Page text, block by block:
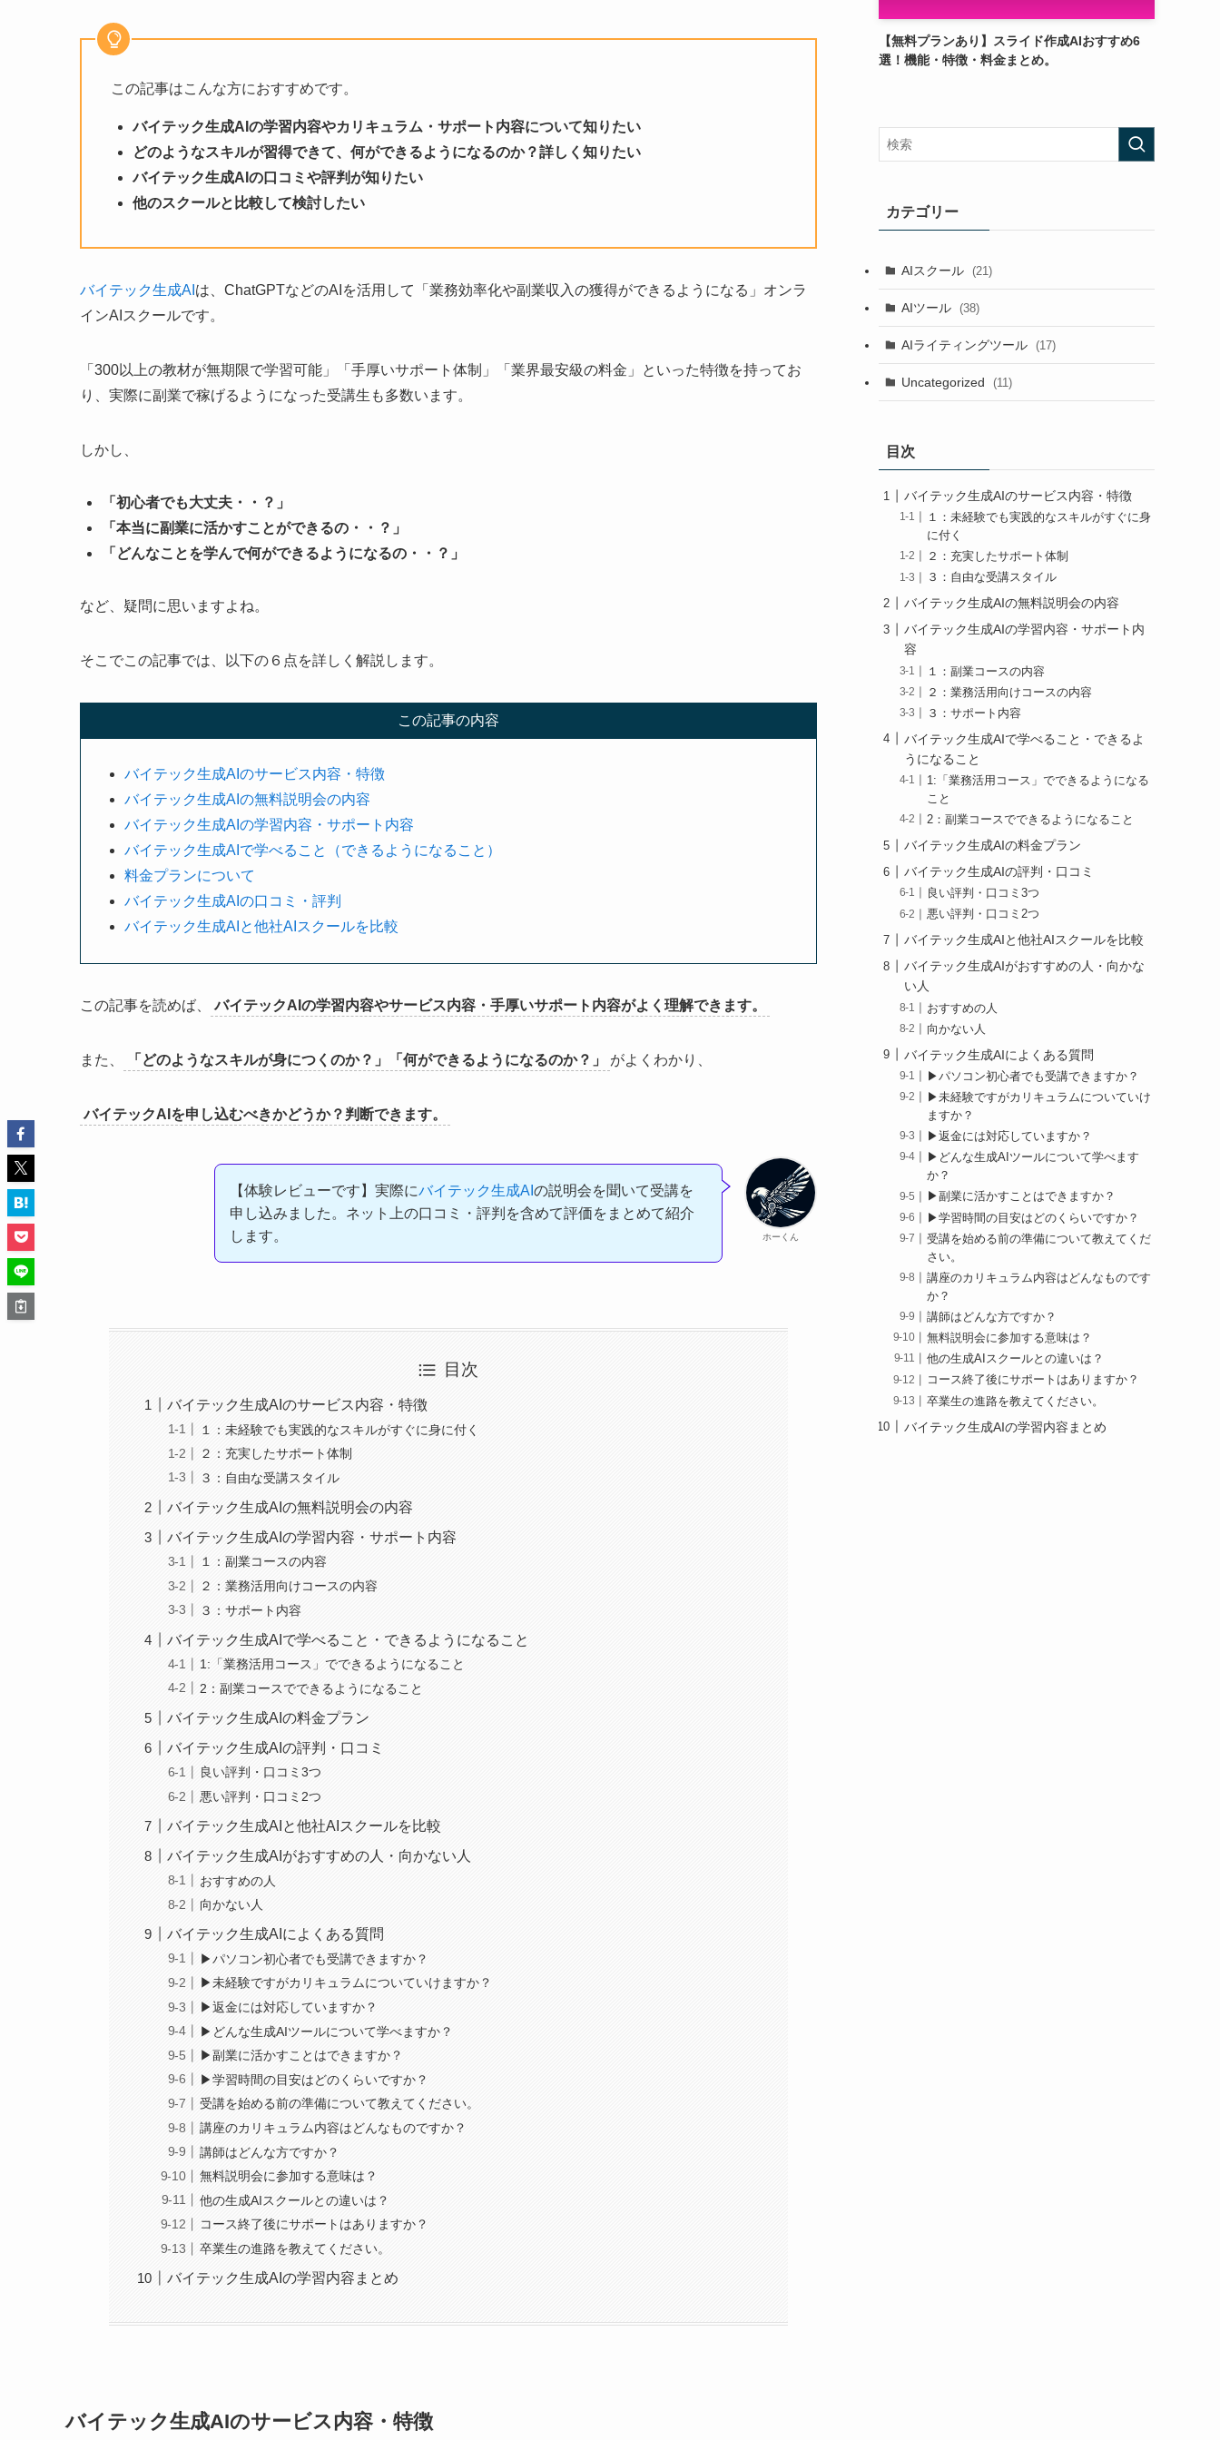
この記事はこんな方におすすめです。
バイテック生成AIの学習内容やカリキュラム・サポート内容について知りたい
どのようなスキルが習得できて、何ができるようになるのか？詳しく知りたい
バイテック生成AIの口コミや評判が知りたい
他のスクールと比較して検討したい
バイテック生成AI は、ChatGPTなどのAIを活用して「業務効率化や副業収入の獲得ができるようになる」オンラ
インAIスクールです。
「300以上の教材が無期限で学習可能」「手厚いサポート体制」「業界最安級の料金」といった特徴を持ってお
り、実際に副業で稼げるようになった受講生も多数います。
しかし、
「初心者でも大丈夫・・？」
「本当に副業に活かすことができるの・・？」
「どんなことを学んで何ができるようになるの・・？」
など、疑問に思いますよね。
そこでこの記事では、以下の６点を詳しく解説します。
この記事の内容
バイテック生成AIのサービス内容・特徴
バイテック生成AIの無料説明会の内容
バイテック生成AIの学習内容・サポート内容
バイテック生成AIで学べること（できるようになること）
料金プランについて
バイテック生成AIの口コミ・評判
バイテック生成AIと他社AIスクールを比較
この記事を読めば、 バイテックAIの学習内容やサービス内容・手厚いサポート内容がよく理解できます。
また、 「どのようなスキルが身につくのか？」「何ができるようになるのか？」 がよくわかり、
バイテックAIを申し込むべきかどうか？判断できます。
ホーくん
【体験レビューです】実際にバイテック生成AI の説明会を聞いて受講を
申し込みました。ネット上の口コミ・評判を含めて評価をまとめて紹介
します。
目次
バイテック生成AIのサービス内容・特徴
１：未経験でも実践的なスキルがすぐに身に付く
２：充実したサポート体制
３：自由な受講スタイル
バイテック生成AIの無料説明会の内容
バイテック生成AIの学習内容・サポート内容
１：副業コースの内容
２：業務活用向けコースの内容
３：サポート内容
バイテック生成AIで学べること・できるようになること
1:「業務活用コース」でできるようになること
2：副業コースでできるようになること
バイテック生成AIの料金プラン
バイテック生成AIの評判・口コミ
良い評判・口コミ3つ
悪い評判・口コミ2つ
バイテック生成AIと他社AIスクールを比較
バイテック生成AIがおすすめの人・向かない人
おすすめの人
向かない人
バイテック生成AIによくある質問
▶︎パソコン初心者でも受講できますか？
▶︎未経験ですがカリキュラムについていけますか？
▶︎返金には対応していますか？
▶︎どんな生成AIツールについて学べますか？
▶︎副業に活かすことはできますか？
▶︎学習時間の目安はどのくらいですか？
受講を始める前の準備について教えてください。
講座のカリキュラム内容はどんなものですか？
講師はどんな方ですか？
無料説明会に参加する意味は？
他の生成AIスクールとの違いは？
コース終了後にサポートはありますか？
卒業生の進路を教えてください。
バイテック生成AIの学習内容まとめ
バイテック生成AIのサービス内容・特徴
【無料プランあり】スライド作成AIおすすめ6
選！機能・特徴・料金まとめ。
カテゴリー
AIスクール (21)
AIツール (38)
AIライティングツール (17)
Uncategorized (11)
目次
バイテック生成AIのサービス内容・特徴
１：未経験でも実践的なスキルがすぐに身
に付く
２：充実したサポート体制
３：自由な受講スタイル
バイテック生成AIの無料説明会の内容
バイテック生成AIの学習内容・サポート内
容
１：副業コースの内容
２：業務活用向けコースの内容
３：サポート内容
バイテック生成AIで学べること・できるよ
うになること
1:「業務活用コース」でできるようになる
こと
2：副業コースでできるようになること
バイテック生成AIの料金プラン
バイテック生成AIの評判・口コミ
良い評判・口コミ3つ
悪い評判・口コミ2つ
バイテック生成AIと他社AIスクールを比較
バイテック生成AIがおすすめの人・向かな
い人
おすすめの人
向かない人
バイテック生成AIによくある質問
▶︎パソコン初心者でも受講できますか？
▶︎未経験ですがカリキュラムについていけ
ますか？
▶︎返金には対応していますか？
▶︎どんな生成AIツールについて学べます
か？
▶︎副業に活かすことはできますか？
▶︎学習時間の目安はどのくらいですか？
受講を始める前の準備について教えてくだ
さい。
講座のカリキュラム内容はどんなものです
か？
講師はどんな方ですか？
無料説明会に参加する意味は？
他の生成AIスクールとの違いは？
コース終了後にサポートはありますか？
卒業生の進路を教えてください。
バイテック生成AIの学習内容まとめ